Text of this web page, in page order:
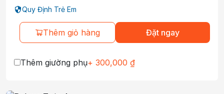
Quy Định Trẻ Em
Thêm giỏ hàng Đặt ngay
Thêm giường phụ+ 300,000 ₫